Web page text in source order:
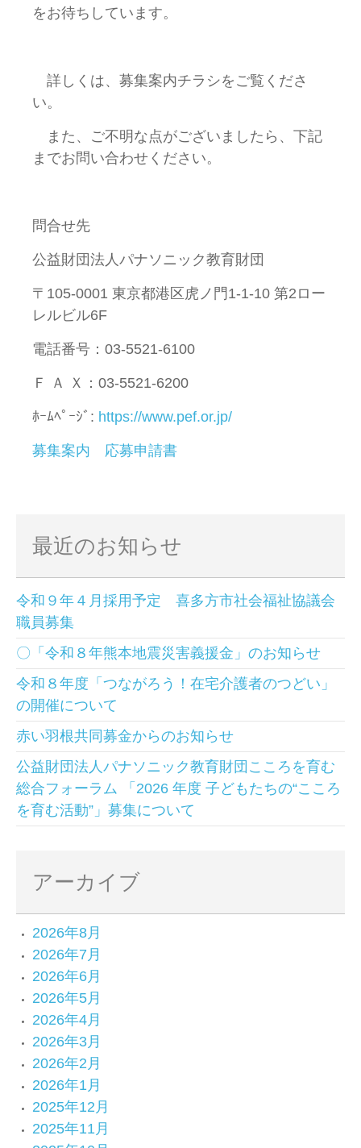
をお待ちしています。
詳しくは、募集案内チラシをご覧くださ
い。
また、ご不明な点がございましたら、下記
までお問い合わせください。
問合せ先
公益財団法人パナソニック教育財団
〒105-0001 東京都港区虎ノ門1-1-10 第2ロー
レルビル6F
電話番号：03-5521-6100
Ｆ Ａ Ｘ：03-5521-6200
ﾎｰﾑﾍﾟｰｼﾞ: https://www.pef.or.jp/
募集案内 応募申請書
最近のお知らせ
令和９年４月採用予定 喜多方市社会福祉協議会
職員募集
〇「令和８年熊本地震災害義援金」のお知らせ
令和８年度「つながろう！在宅介護者のつどい」
の開催について
赤い羽根共同募金からのお知らせ
公益財団法人パナソニック教育財団こころを育む
総合フォーラム 「2026 年度 子どもたちの“こころ
を育む活動”」募集について
アーカイブ
2026年8月
2026年7月
2026年6月
2026年5月
2026年4月
2026年3月
2026年2月
2026年1月
2025年12月
2025年11月